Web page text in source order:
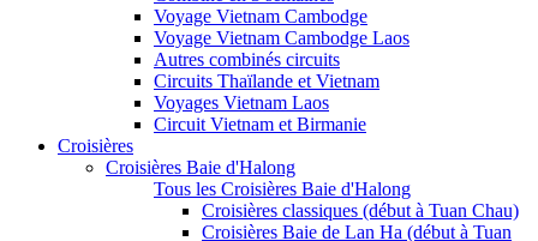
Voyage Vietnam Cambodge
Voyage Vietnam Cambodge Laos
Autres combinés circuits
Circuits Thaïlande et Vietnam
Voyages Vietnam Laos
Circuit Vietnam et Birmanie
Croisières
Croisières Baie d'Halong
Tous les Croisières Baie d'Halong
Croisières classiques (début à Tuan Chau)
Croisières Baie de Lan Ha (début à Tuan